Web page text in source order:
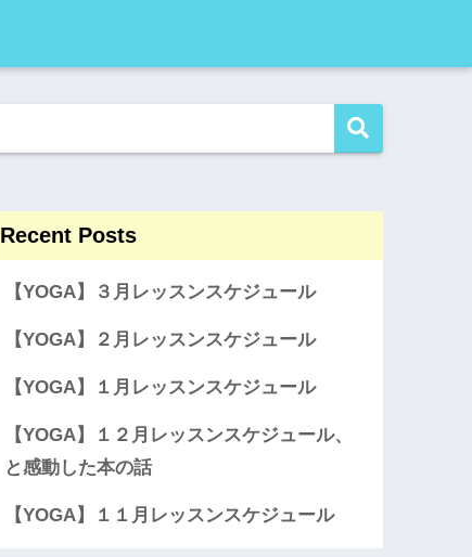
Recent Posts
【YOGA】３月レッスンスケジュール
【YOGA】２月レッスンスケジュール
【YOGA】１月レッスンスケジュール
【YOGA】１２月レッスンスケジュール、
と感動した本の話
【YOGA】１１月レッスンスケジュール